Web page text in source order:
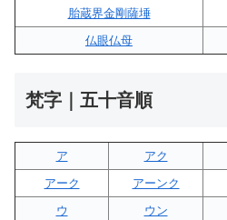
胎蔵界金剛薩埵
仏眼仏母
梵字｜五十音順
ア アク
アーク
アーンク
ウ
ウン